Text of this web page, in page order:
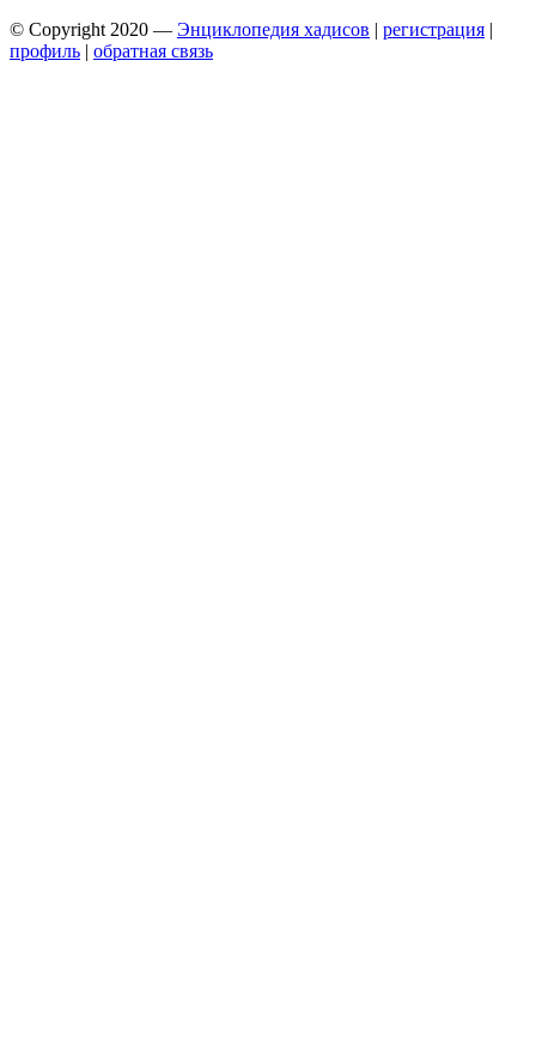
© Copyright 2020 — Энциклопедия хадисов | регистрация |
профиль | обратная связь